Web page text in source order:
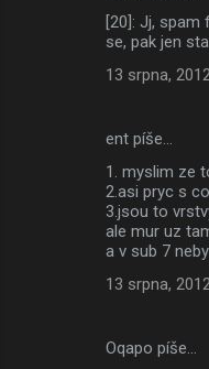
[20]: Jj,
se, pak jen
13 srpna,
ent píše…
1. myslim ze
2.asi pryc s
3.jsou to
ale mur uz
a v sub 7
13 srpna,
Oqapo píše…